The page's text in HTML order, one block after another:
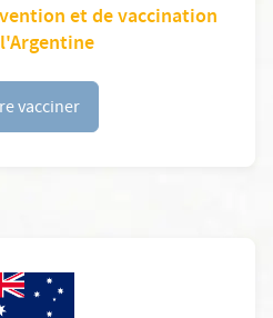
et de vaccination
vacciner